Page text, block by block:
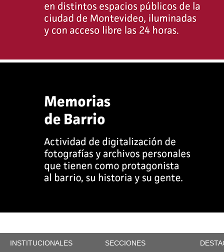
INSTITUCIONALES SECCIONES